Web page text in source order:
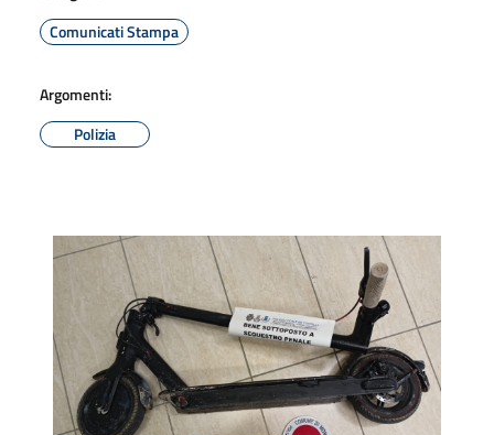
Comunicati Stampa
Argomenti:
Polizia